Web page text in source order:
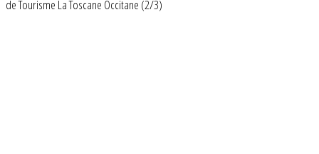
de Tourisme La Toscane Occitane (2/3)